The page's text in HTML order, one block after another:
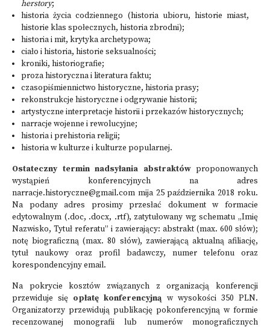
herstory;
historia życia codziennego (historia ubioru, historie miast,
historie klas społecznych, historia zbrodni);
historia i mit, krytyka archetypowa;
ciało i historia, historie seksualności;
kroniki, historiografie;
proza historyczna i literatura faktu;
czasopiśmiennictwo historyczne, historia prasy;
rekonstrukcje historyczne i odgrywanie historii;
artystyczne interpretacje historii i przekazów historycznych;
narracje wojenne i rewolucyjne;
historia i prehistoria religii;
historia w kulturze i kulturze popularnej.
Ostateczny termin nadsyłania abstraktów proponowanych
wystąpień konferencyjnych na adres
narracje.historyczne@gmail.com mija 25 października 2018 roku.
Na podany adres prosimy przesłać dokument w formacie
edytowalnym (.doc, .docx, .rtf), zatytułowany wg schematu „Imię
Nazwisko, Tytuł referatu” i zawierający: abstrakt (max. 600 słów);
notę biograficzną (max. 80 słów), zawierającą aktualną afiliację,
tytuł naukowy oraz profil badawczy, numer telefonu oraz
korespondencyjny email.
Na pokrycie kosztów związanych z organizacją konferencji
przewiduje się opłatę konferencyjną w wysokości 350 PLN.
Organizatorzy przewidują publikację pokonferencyjną w formie
recenzowanej monografii lub numerów monograficznych